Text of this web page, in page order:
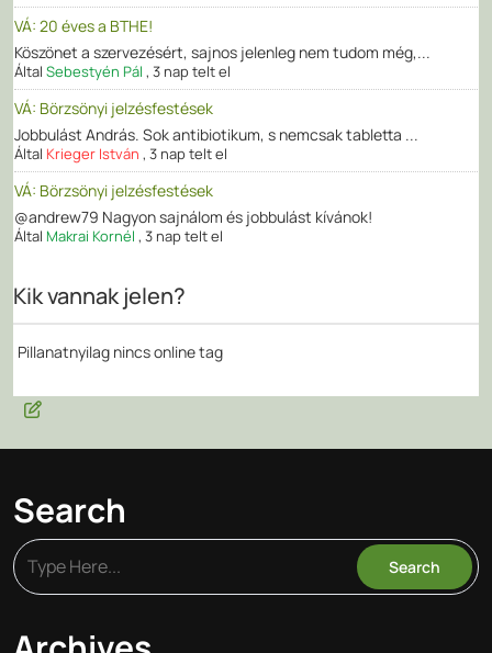
VÁ: 20 éves a BTHE!
Köszönet a szervezésért, sajnos jelenleg nem tudom még,...
Által Sebestyén Pál , 3 nap telt el
VÁ: Börzsönyi jelzésfestések
Jobbulást András. Sok antibiotikum, s nemcsak tabletta ...
Által Krieger István , 3 nap telt el
VÁ: Börzsönyi jelzésfestések
@andrew79 Nagyon sajnálom és jobbulást kívánok!
Által Makrai Kornél , 3 nap telt el
Kik vannak jelen?
Pillanatnyilag nincs online tag
Search